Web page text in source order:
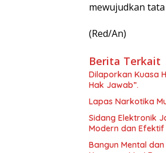
mewujudkan
(Red/An)
Berita Terkait
Dilaporkan Kuasa
Hak Jawab”.
Lapas Narkotika
Sidang Elektronik
Modern dan Efektif
Bangun Mental